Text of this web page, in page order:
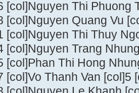
[col]Nguyen Thi Phuong
[col]Nguyen Quang Vu
[col]Nguyen Thi Thuy
[col]Nguyen Trang
[col]Phan Thi Hong
[col]Vo Thanh Van [col]5